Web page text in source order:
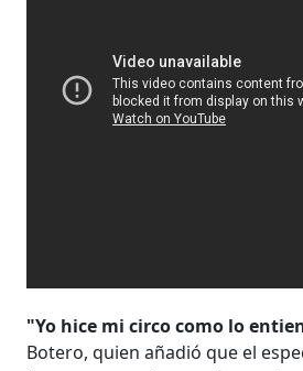
"Yo hice mi circo como lo
Botero, quien añadió que el